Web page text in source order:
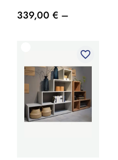
339,00 € –
favorite_border